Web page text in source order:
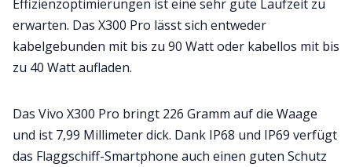
Effizienzoptimierungen ist eine sehr gute Laufzeit zu
erwarten. Das X300 Pro lässt sich entweder
kabelgebunden mit bis zu 90 Watt oder kabellos mit bis
zu 40 Watt aufladen.
Das Vivo X300 Pro bringt 226 Gramm auf die Waage
und ist 7,99 Millimeter dick. Dank IP68 und IP69 verfügt
das Flaggschiff-Smartphone auch einen guten Schutz